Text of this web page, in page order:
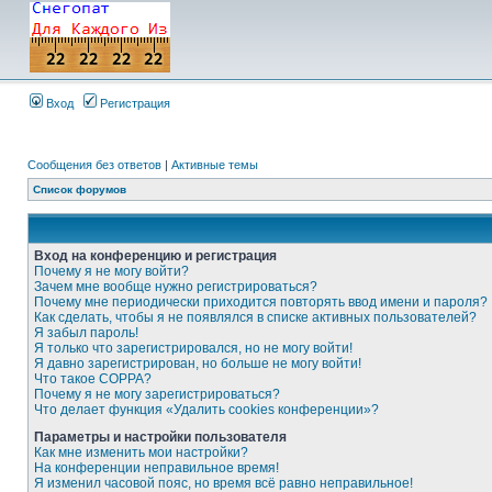
Вход Регистрация
Сообщения без ответов | Активные темы
Список форумов
Вход на конференцию и регистрация
Почему я не могу войти?
Зачем мне вообще нужно регистрироваться?
Почему мне периодически приходится повторять ввод имени и пароля?
Как сделать, чтобы я не появлялся в списке активных пользователей?
Я забыл пароль!
Я только что зарегистрировался, но не могу войти!
Я давно зарегистрирован, но больше не могу войти!
Что такое COPPA?
Почему я не могу зарегистрироваться?
Что делает функция «Удалить cookies конференции»?
Параметры и настройки пользователя
Как мне изменить мои настройки?
На конференции неправильное время!
Я изменил часовой пояс, но время всё равно неправильное!